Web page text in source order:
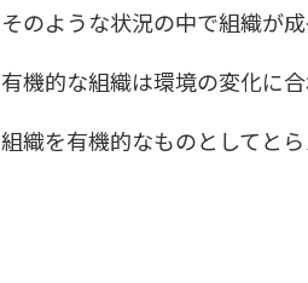
そのような状況の中で組織が
有機的な組織は環境の変化に
組織を有機的なものとしてと